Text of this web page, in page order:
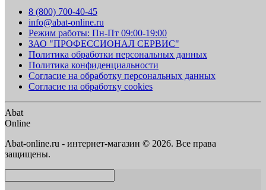
8 (800) 700-40-45
info@abat-online.ru
Режим работы: Пн-Пт 09:00-19:00
ЗАО "ПРОФЕССИОНАЛ СЕРВИС"
Политика обработки персональных данных
Политика конфиденциальности
Согласие на обработку персональных данных
Согласие на обработку cookies
Abat
Online
Abat-online.ru - интернет-магазин © 2026. Все права
защищены.